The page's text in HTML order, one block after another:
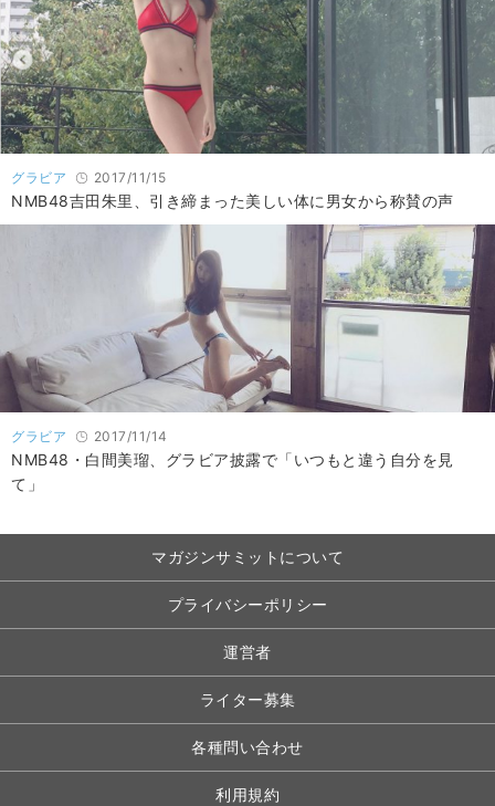
グラビア 2017/11/15
NMB48吉田朱里、引き締まった美しい体に男女から称賛の声
グラビア 2017/11/14
NMB48・白間美瑠、グラビア披露で「いつもと違う自分を見
て」
マガジンサミットについて
プライバシーポリシー
運営者
ライター募集
各種問い合わせ
利用規約